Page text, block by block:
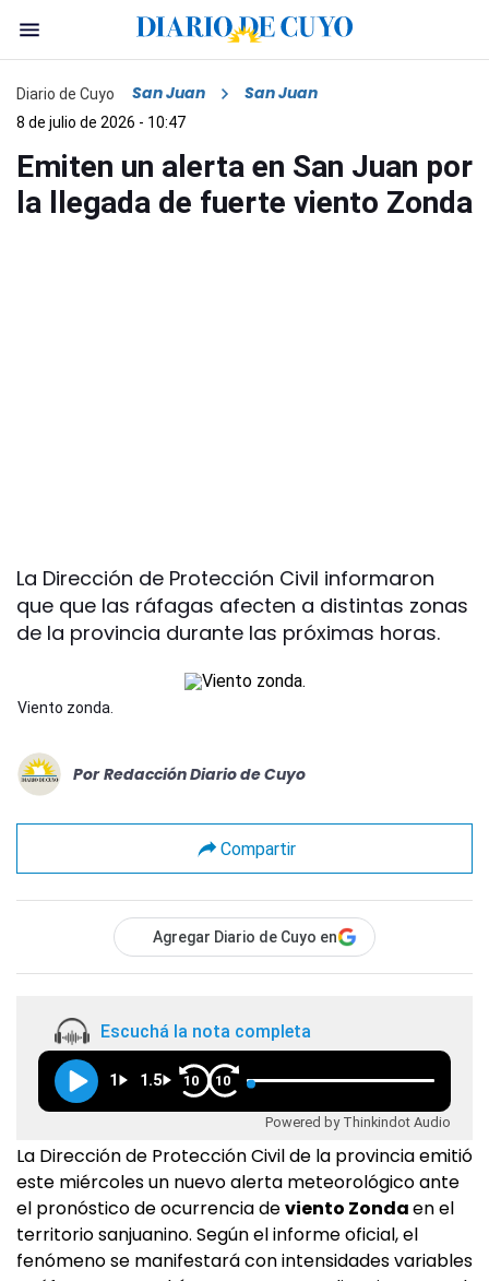
Diario de Cuyo San Juan San Juan
8 de julio de 2026 - 10:47
Emiten un alerta en San Juan por
la llegada de fuerte viento Zonda
La Dirección de Protección Civil informaron
que que las ráfagas afecten a distintas zonas
de la provincia durante las próximas horas.
Viento zonda.
Por Redacción Diario de Cuyo
Compartir
Agregar Diario de Cuyo en
Escuchá la nota completa
1 1.5 10 10
Powered by Thinkindot Audio
La Dirección de Protección Civil de la provincia emitió
este miércoles un nuevo alerta meteorológico ante
el pronóstico de ocurrencia deviento Zondaen el
territorio sanjuanino. Según el informe oficial, el
fenómeno se manifestará con intensidades variables